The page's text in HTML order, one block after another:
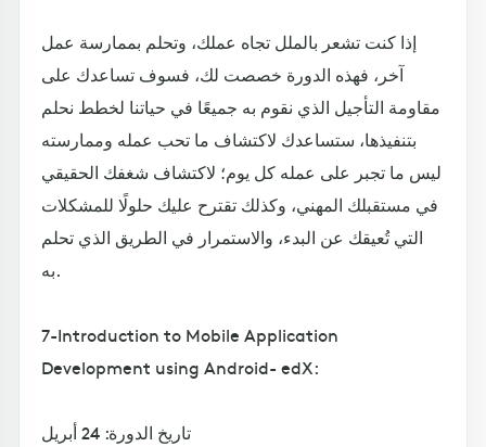
إذا كنت تشعر بالملل تجاه عملك، وتحلم بممارسة عمل
آخر، فهذه الدورة خصصت لك، فسوف تساعدك على
مقاومة التأجيل الذي نقوم به جميعًا في حياتنا لخطط نحلم
بتنفيذها، ستساعدك لاكتشاف ما تحب عمله وممارسته
ليس ما تجبر على عمله كل يوم؛ لاكتشاف شغفك الحقيقي
في مستقبلك المهني، وكذلك تقترح عليك حلولًا للمشكلات
التي تُعيقك عن البدء، والاستمرار في الطريق الذي تحلم
به.
7-Introduction to Mobile Application
Development using Android- edX:
تاريخ الدورة: 24 أبريل